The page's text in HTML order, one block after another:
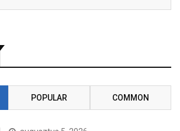
POPULAR COMMON